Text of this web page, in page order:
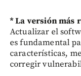
* La versión más
Actualizar el
es fundamental
características,
corregir